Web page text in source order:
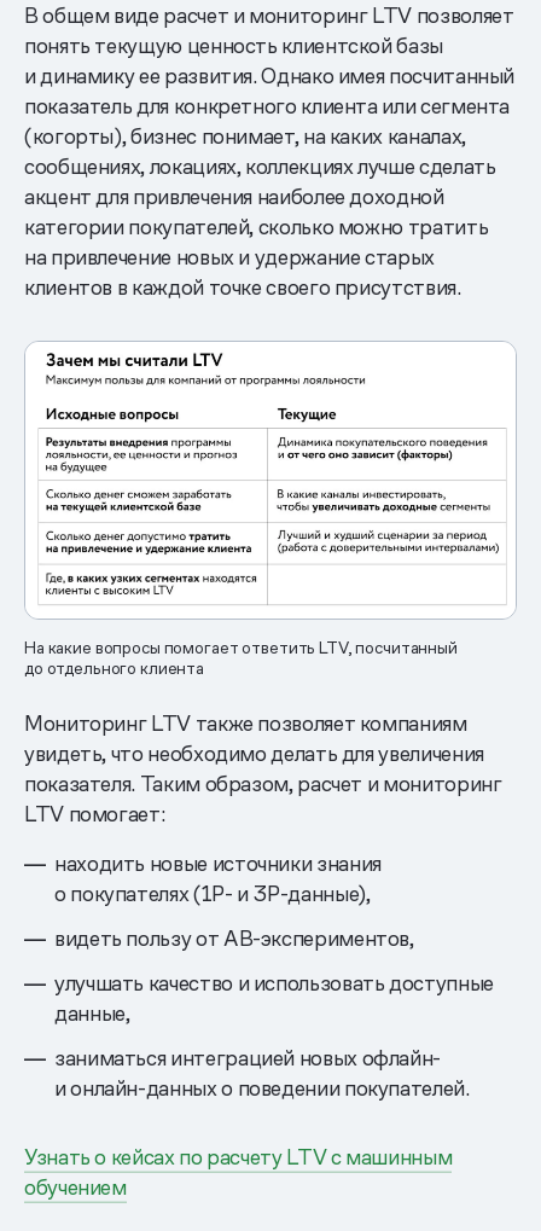
В общем виде расчет и мониторинг LTV позволяет
понять текущую ценность клиентской базы
и динамику ее развития. Однако имея посчитанный
показатель для конкретного клиента или сегмента
(когорты), бизнес понимает, на каких каналах,
сообщениях, локациях, коллекциях лучше сделать
акцент для привлечения наиболее доходной
категории покупателей, сколько можно тратить
на привлечение новых и удержание старых
клиентов в каждой точке своего присутствия.
На какие вопросы помогает ответить LTV, посчитанный
до отдельного клиента
Мониторинг LTV также позволяет компаниям
увидеть, что необходимо делать для увеличения
показателя. Таким образом, расчет и мониторинг
LTV помогает:
находить новые источники знания
о покупателях (1P- и 3P-данные),
видеть пользу от AB-экспериментов,
улучшать качество и использовать доступные
данные,
заниматься интеграцией новых офлайн-
и онлайн-данных о поведении покупателей.
Узнать о кейсах по расчету LTV с машинным
обучением